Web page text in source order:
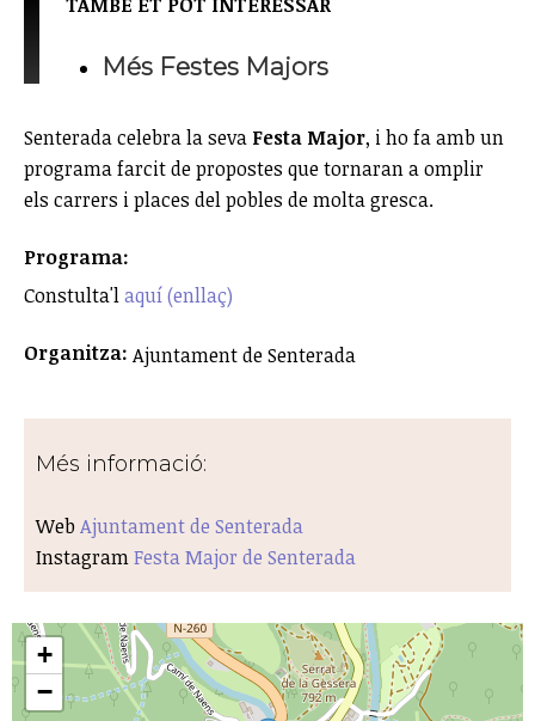
Més Festes Majors
Senterada celebra la seva Festa Major, i ho fa amb un
programa farcit de propostes que tornaran a omplir
els carrers i places del pobles de molta gresca.
Programa:
Constulta'laquí (enllaç)
Organitza: Ajuntament de Senterada
Més informació:
Web Ajuntament de Senterada
InstagramFesta Major de Senterada
+
−